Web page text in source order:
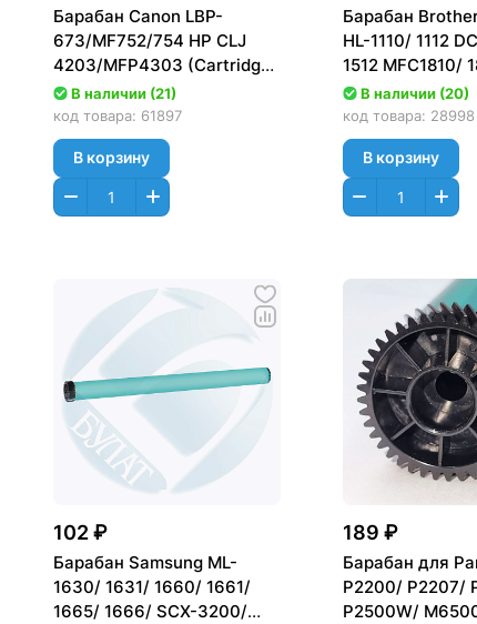
Барабан Canon LBP-
673/MF752/754 HP CLJ
4203/MFP4303 (Cartridge
069/W2300) Long Life/
долговечный Golden Green
В наличии (21)
код товара: 61897
В корзину
Барабан
HL-1110/ 1112
1512 MFC1810/
Asia/AlphaChem
(ФОТОВАЛ,
ФОТОБАРАБАН)
В наличии (20)
код товара: 28998
В корзину
102 ₽
Барабан Samsung ML-
1630/ 1631/ 1660/ 1661/
1665/ 1666/ SCX-3200/
189 ₽
Барабан для
P2200/ P2207/
P2500W/